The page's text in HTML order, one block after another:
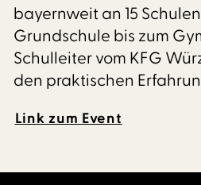
bayernweit an 15
Grundschule bis zum
Schulleiter vom KFG
den praktischen
Link zum Event